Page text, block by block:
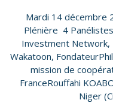
Mardi 14 décembre
Plénière 4
Investment Network,
Wakatoon,
mission de
FranceRouffahi
Niger